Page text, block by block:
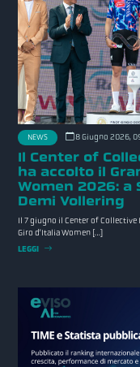
NEWS 8 Giugno 2026,
Il Center of
ha accolto il
Women 2026: a
Demi Vollering
Il 7 giugno il Center of Collective
Giro d’Italia Women […]
LEGGI